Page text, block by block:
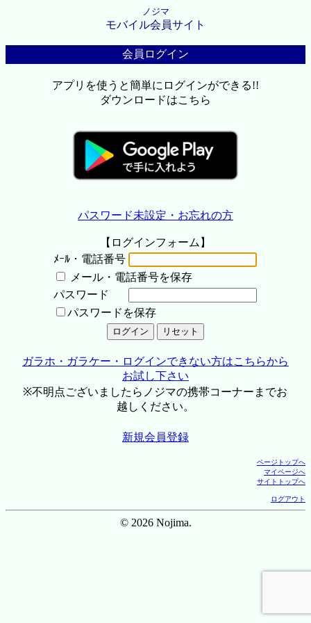
ノジマ
モバイル会員サイト
会員ログイン
アプリを使うと簡単にログインができる!!
ダウンロードはこちら
パスワード未設定・お忘れの方
【ログインフォーム】
ﾒｰﾙ・電話番号
メール・電話番号を保存
パスワード
パスワードを保存
ガラホ・ガラケー・ログインできない方はこちらから
お試し下さい
※不明点ございましたらノジマの携帯コーナーまでお
越しください。
新規会員登録
ページトップへ
マイページへ
サイトトップへ
ログアウト
© 2026 Nojima.